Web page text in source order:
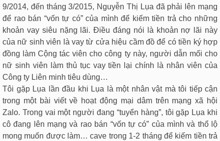
9/2014, đến tháng 3/2015, Nguyễn Thị Lụa đã phải lên mạng
để rao bán “vốn tự có” của mình để kiếm tiền trả cho những
khoản vay siêu nặng lãi. Điều đáng nói là khoản nợ lãi này
của nữ sinh viên là vay từ cửa hiệu cầm đồ để có tiền ký hợp
đồng làm Cộng tác viên cho công ty này, người dẫn mối cho
nữ sinh viên làm thủ tục vay tiền lại chính là nhân viên của
Công ty Liên minh tiêu dùng…
Tôi gặp Lụa lần đầu khi Lụa là một nhân vật mà tôi tiếp cận
trong một bài viết về hoạt động mại dâm trên mạng xã hội
Zalo. Trong vai một người đang “tuyển hàng”, tôi gặp Lụa khi
cô đang lên mạng và rao bán “vốn tự có” của mình và thổ lộ
mong muốn được làm… cave trong 1-2 tháng để kiếm tiền trả